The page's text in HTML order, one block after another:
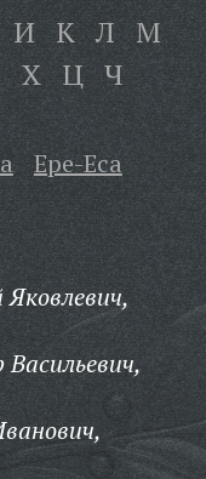
И К Л М
Х Ц Ч
Ере-Еса